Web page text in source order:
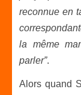
reconnue en
la même
parler”.
Alors quand